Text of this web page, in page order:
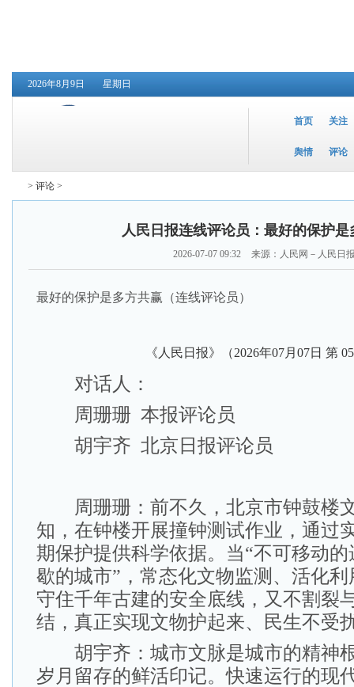
2026年8月9日 星期日
首页 关注
舆情 评论
> 评论 >
人民日报连线评论员：最好的保护是
2026-07-07 09:32 来源：人民网－人民日
最好的保护是多方共赢（连线评论员）
《人民日报》（2026年07月07日 第
对话人：
周珊珊 本报评论员
胡宇齐 北京日报评论员
周珊珊：前不久，北京市钟鼓楼
知，在钟楼开展撞钟测试作业，通过
期保护提供科学依据。当“不可移动的
歇的城市”，常态化文物监测、活化
守住千年古建的安全底线，又不割裂
结，真正实现文物护起来、民生不受
胡宇齐：城市文脉是城市的精神
岁月留存的鲜活印记。快速运行的现